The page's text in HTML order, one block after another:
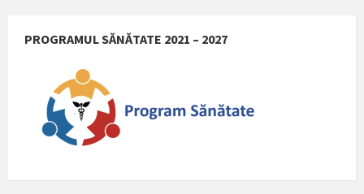
PROGRAMUL SĂNĂTATE 2021 – 2027